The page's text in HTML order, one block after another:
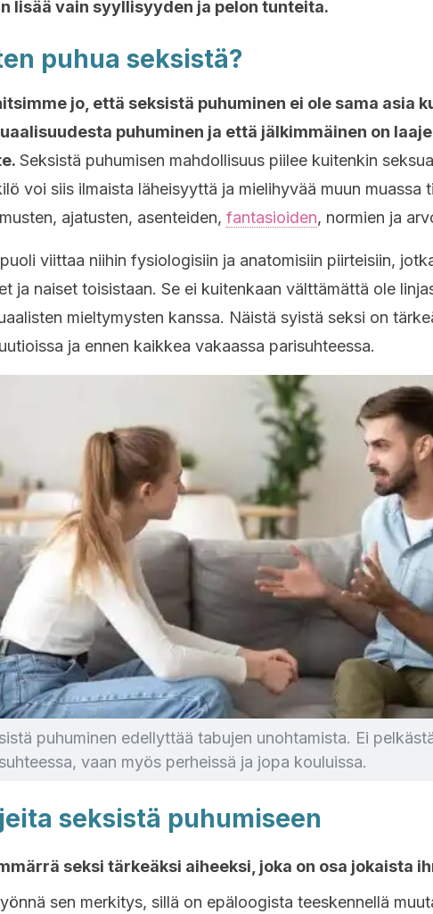
lisää vain syyllisyyden ja pelon tunteita.
puhua seksistä?
jo, että seksistä puhuminen ei ole sama asia
puhuminen ja että jälkimmäinen on
Seksistä puhumisen mahdollisuus piilee kuitenkin
voi siis ilmaista läheisyyttä ja mielihyvää muun muassa
ajatusten, asenteiden, fantasioiden, normien ja
viittaa niihin fysiologisiin ja anatomisiin piirteisiin,
ja naiset toisistaan. Se ei kuitenkaan välttämättä ole
mieltymysten kanssa. Näistä syistä seksi on
ja ennen kaikkea vakaassa parisuhteessa.
puhuminen edellyttää tabujen unohtamista. Ei
vaan myös perheissä ja jopa kouluissa.
seksistä puhumiseen
seksi tärkeäksi aiheeksi, joka on osa jokaista
sen merkitys, sillä on epäloogista teeskennellä